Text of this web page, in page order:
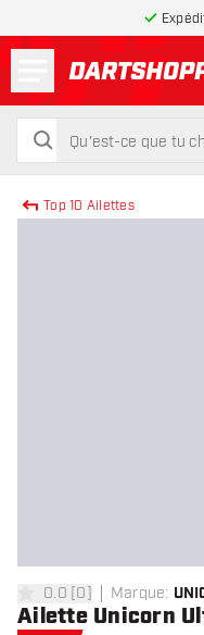
retour
rechercher
rechercher
Top 10 Ailettes
0 étoiles de notation
0.0 [0] Marque:
Ailette Unicorn